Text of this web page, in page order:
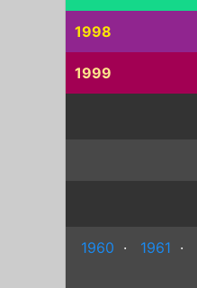
1998
1999
1960 · 1961 ·